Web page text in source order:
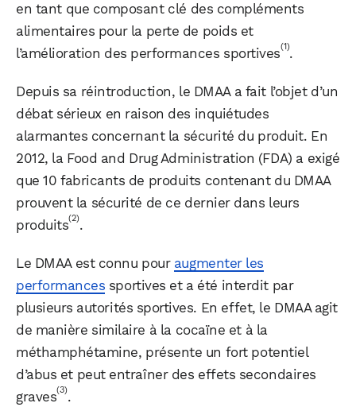
en tant que composant clé des compléments
alimentaires pour la perte de poids et
l’amélioration des performances sportives(1).
Depuis sa réintroduction, le DMAA a fait l’objet d’un
débat sérieux en raison des inquiétudes
alarmantes concernant la sécurité du produit. En
2012, la Food and Drug Administration (FDA) a exigé
que 10 fabricants de produits contenant du DMAA
prouvent la sécurité de ce dernier dans leurs
produits(2).
Le DMAA est connu pour augmenter les
performances sportives et a été interdit par
plusieurs autorités sportives. En effet, le DMAA agit
de manière similaire à la cocaïne et à la
méthamphétamine, présente un fort potentiel
d’abus et peut entraîner des effets secondaires
graves(3).